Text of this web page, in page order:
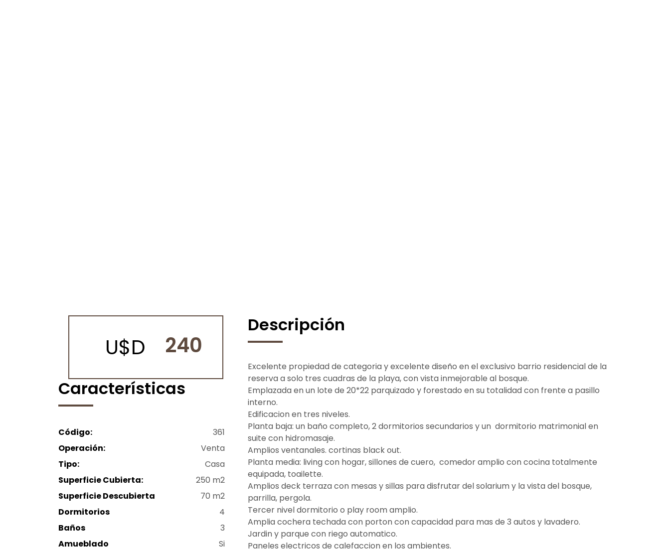
U$D 240
Características
Código:
361
Operación:
Venta
Tipo:
Casa
Superficie Cubierta:
250 m2
Superficie Descubierta
70 m2
Dormitorios
4
Baños
3
Amueblado
Si
Descripción
Excelente propiedad de categoria y excelente diseño en el exclusivo barrio residencial de la
reserva a solo tres cuadras de la playa, con vista inmejorable al bosque.
Emplazada en un lote de 20*22 parquizado y forestado en su totalidad con frente a pasillo
interno.
Edificacion en tres niveles.
Planta baja: un baño completo, 2 dormitorios secundarios y un dormitorio matrimonial en
suite con hidromasaje.
Amplios ventanales. cortinas black out.
Planta media: living con hogar, sillones de cuero, comedor amplio con cocina totalmente
equipada, toailette.
Amplios deck terraza con mesas y sillas para disfrutar del solarium y la vista del bosque,
parrilla, pergola.
Tercer nivel dormitorio o play room amplio.
Amplia cochera techada con porton con capacidad para mas de 3 autos y lavadero.
Jardin y parque con riego automatico.
Paneles electricos de calefaccion en los ambientes.